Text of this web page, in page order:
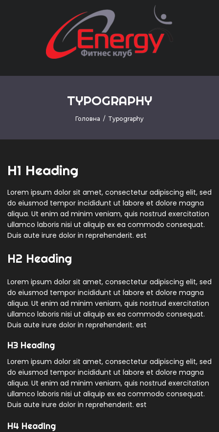
TYPOGRAPHY
Головна / Typography
H1 Heading
Lorem ipsum dolor sit amet, consectetur adipiscing elit, sed
do eiusmod tempor incididunt ut labore et dolore magna
aliqua. Ut enim ad minim veniam, quis nostrud exercitation
ullamco laboris nisi ut aliquip ex ea commodo consequat.
Duis aute irure dolor in reprehenderit. est
H2 Heading
Lorem ipsum dolor sit amet, consectetur adipiscing elit, sed
do eiusmod tempor incididunt ut labore et dolore magna
aliqua. Ut enim ad minim veniam, quis nostrud exercitation
ullamco laboris nisi ut aliquip ex ea commodo consequat.
Duis aute irure dolor in reprehenderit. est
H3 Heading
Lorem ipsum dolor sit amet, consectetur adipiscing elit, sed
do eiusmod tempor incididunt ut labore et dolore magna
aliqua. Ut enim ad minim veniam, quis nostrud exercitation
ullamco laboris nisi ut aliquip ex ea commodo consequat.
Duis aute irure dolor in reprehenderit. est
H4 Heading